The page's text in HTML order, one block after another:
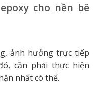
cho nền bê
ảnh hưởng trực tiếp
cần phải thực hiện
nhất có thể.